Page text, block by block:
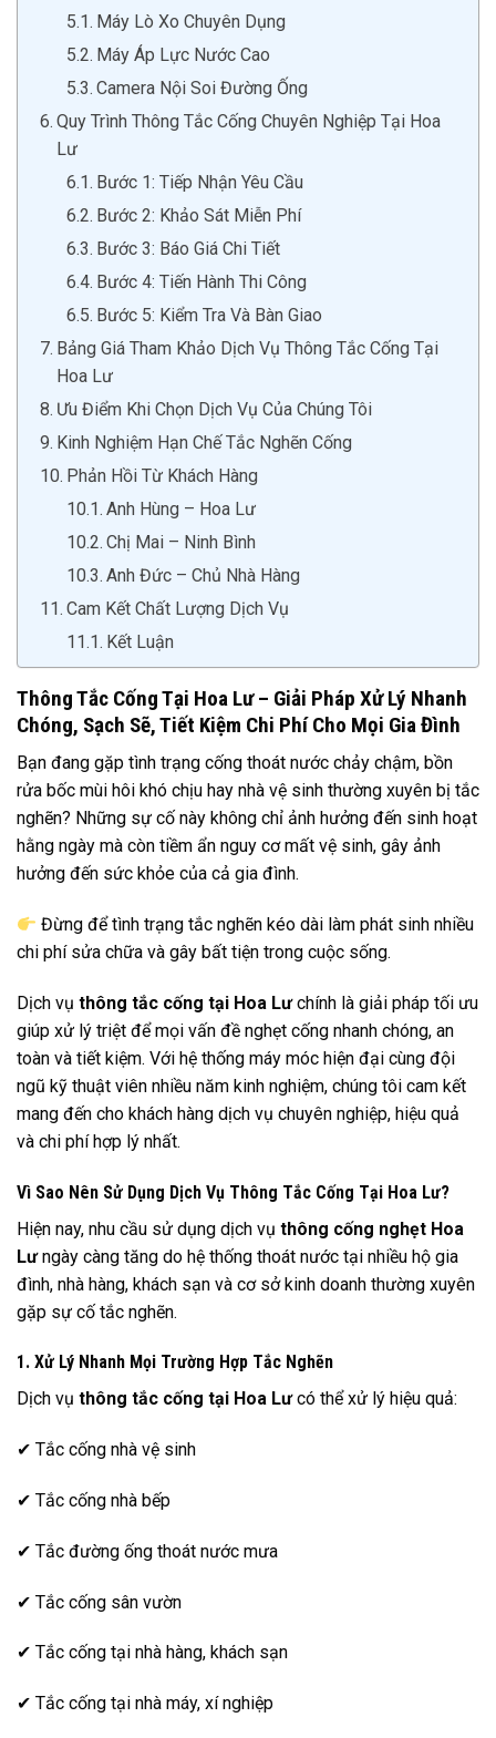
Máy Lò Xo Chuyên Dụng
Máy Áp Lực Nước Cao
Camera Nội Soi Đường Ống
Quy Trình Thông Tắc Cống Chuyên Nghiệp Tại Hoa
Lư
Bước 1: Tiếp Nhận Yêu Cầu
Bước 2: Khảo Sát Miễn Phí
Bước 3: Báo Giá Chi Tiết
Bước 4: Tiến Hành Thi Công
Bước 5: Kiểm Tra Và Bàn Giao
Bảng Giá Tham Khảo Dịch Vụ Thông Tắc Cống Tại
Hoa Lư
Ưu Điểm Khi Chọn Dịch Vụ Của Chúng Tôi
Kinh Nghiệm Hạn Chế Tắc Nghẽn Cống
Phản Hồi Từ Khách Hàng
Anh Hùng – Hoa Lư
Chị Mai – Ninh Bình
Anh Đức – Chủ Nhà Hàng
Cam Kết Chất Lượng Dịch Vụ
Kết Luận
Thông Tắc Cống Tại Hoa Lư – Giải Pháp Xử Lý Nhanh
Chóng, Sạch Sẽ, Tiết Kiệm Chi Phí Cho Mọi Gia Đình
Bạn đang gặp tình trạng cống thoát nước chảy chậm, bồn
rửa bốc mùi hôi khó chịu hay nhà vệ sinh thường xuyên bị tắc
nghẽn? Những sự cố này không chỉ ảnh hưởng đến sinh hoạt
hằng ngày mà còn tiềm ẩn nguy cơ mất vệ sinh, gây ảnh
hưởng đến sức khỏe của cả gia đình.
Đừng để tình trạng tắc nghẽn kéo dài làm phát sinh nhiều
chi phí sửa chữa và gây bất tiện trong cuộc sống.
Dịch vụ thông tắc cống tại Hoa Lưchính là giải pháp tối ưu
giúp xử lý triệt để mọi vấn đề nghẹt cống nhanh chóng, an
toàn và tiết kiệm. Với hệ thống máy móc hiện đại cùng đội
ngũ kỹ thuật viên nhiều năm kinh nghiệm, chúng tôi cam kết
mang đến cho khách hàng dịch vụ chuyên nghiệp, hiệu quả
và chi phí hợp lý nhất.
Vì Sao Nên Sử Dụng Dịch Vụ Thông Tắc Cống Tại Hoa Lư?
Hiện nay, nhu cầu sử dụng dịch vụ thông cống nghẹt Hoa
Lưngày càng tăng do hệ thống thoát nước tại nhiều hộ gia
đình, nhà hàng, khách sạn và cơ sở kinh doanh thường xuyên
gặp sự cố tắc nghẽn.
1. Xử Lý Nhanh Mọi Trường Hợp Tắc Nghẽn
Dịch vụ thông tắc cống tại Hoa Lưcó thể xử lý hiệu quả:
✔ Tắc cống nhà vệ sinh
✔ Tắc cống nhà bếp
✔ Tắc đường ống thoát nước mưa
✔ Tắc cống sân vườn
✔ Tắc cống tại nhà hàng, khách sạn
✔ Tắc cống tại nhà máy, xí nghiệp